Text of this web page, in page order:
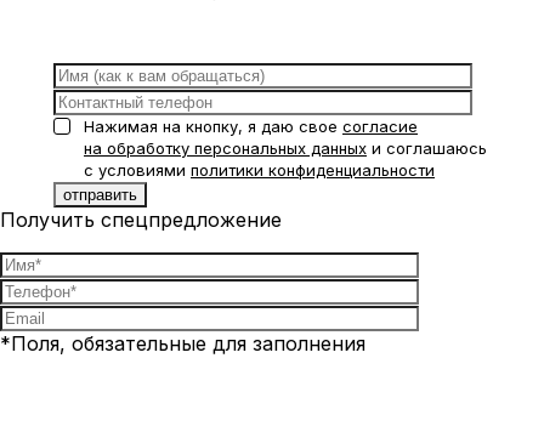
Нажимая на кнопку, я даю свое согласие
на обработку персональных данных и соглашаюсь
с условиями политики конфиденциальности
Получить спецпредложение
*Поля, обязательные для заполнения